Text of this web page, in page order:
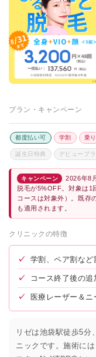
プラン・キャンペーン
都度払い可 学割 乗
誕生日特典 デビュープ
キャンペーン
2026年8
脱毛が5%OFF。対象は1
コースは対象外）。既存
も適用されます。
クリニックの特徴
✓ 学割、ペア割など
✓ コース終了後の
✓ 医療レーザー＆
リゼは池袋駅徒歩5分
ニックです。施術に